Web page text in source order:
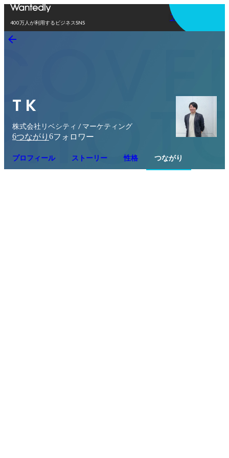
400万人が利用するビジネスSNS
アプリを使う
T K
株式会社リベシティ / マーケティング
6つながり 6フォロワー
プロフィール ストーリー 性格 つながり